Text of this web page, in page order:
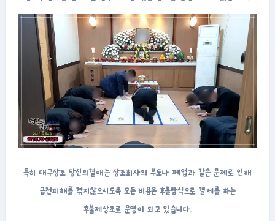
특히 대구상조 당신의곁애는 상조회사의 부도나 폐업과 같은 문제로 인해
금전피해를 겪지않으시도록 모든 비용은 후불방식으로 결제를 하는
후불제상조로 운영이 되고 있습니다.